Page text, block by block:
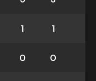
1 1
0 0